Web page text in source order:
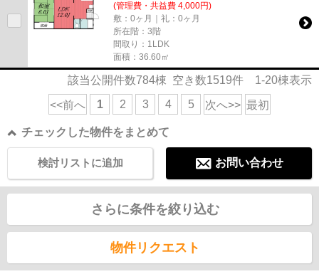
(管理費・共益費 4,000円)
敷：0ヶ月｜礼：0ヶ月
所在階：3階
間取り：1LDK
面積：36.60㎡
該当公開件数784棟 空き数1519件 1-20棟表示
<<前へ 1 2 3 4 5 次へ>> 最初
チェックした物件をまとめて
お問い合わせ
検討リストに追加
さらに条件を絞り込む
物件リクエスト